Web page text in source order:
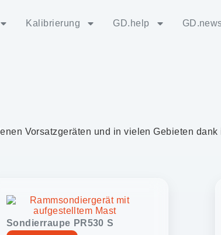
Kalibrierung GD.help
Vorsatzgeräten und in vielen Gebieten
Sondierraupe PR530 S